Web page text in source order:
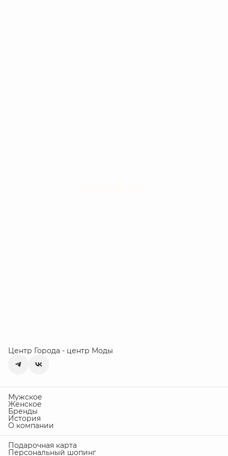
Центр Города - центр Моды
Мужское
Женское
Бренды
История
О компании
Подарочная карта
Персональный шопинг